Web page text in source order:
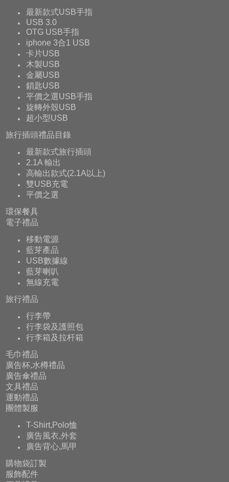
最新款式USB手指
USB 3.0
OTG USB手指
iphone 3合1 USB
卡片USB
木製USB
金屬USB
鎖匙USB
平價之選USB手指
旋轉外殼USB
超小型USB
旅行插頭禮品目錄
最新款式旅行插頭
2.1A 輸出
高輸出款式(2.1A以上)
雙USB充電
平價之選
環保餐具
電子禮品
移動電源
藍芽產品
USB數據線
藍芽喇叭
無線充電
旅行禮品
行李帶
行李袋及護照包
行李箱及拉杆箱
毛巾禮品
廣告杯,水樽禮品
廣告傘禮品
文具禮品
運動禮品
團體製服
T-Shirt,Polo恤
廣告風衣,外套
廣告背心,馬甲
購物袋訂製
服飾配件